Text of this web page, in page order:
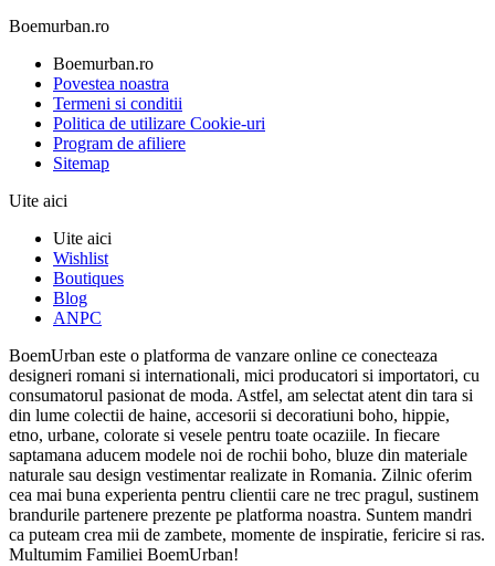
Boemurban.ro
Boemurban.ro
Povestea noastra
Termeni si conditii
Politica de utilizare Cookie-uri
Program de afiliere
Sitemap
Uite aici
Uite aici
Wishlist
Boutiques
Blog
ANPC
BoemUrban este o platforma de vanzare online ce conecteaza
designeri romani si internationali, mici producatori si importatori, cu
consumatorul pasionat de moda. Astfel, am selectat atent din tara si
din lume colectii de haine, accesorii si decoratiuni boho, hippie,
etno, urbane, colorate si vesele pentru toate ocaziile. In fiecare
saptamana aducem modele noi de rochii boho, bluze din materiale
naturale sau design vestimentar realizate in Romania. Zilnic oferim
cea mai buna experienta pentru clientii care ne trec pragul, sustinem
brandurile partenere prezente pe platforma noastra. Suntem mandri
ca puteam crea mii de zambete, momente de inspiratie, fericire si ras.
Multumim Familiei BoemUrban!